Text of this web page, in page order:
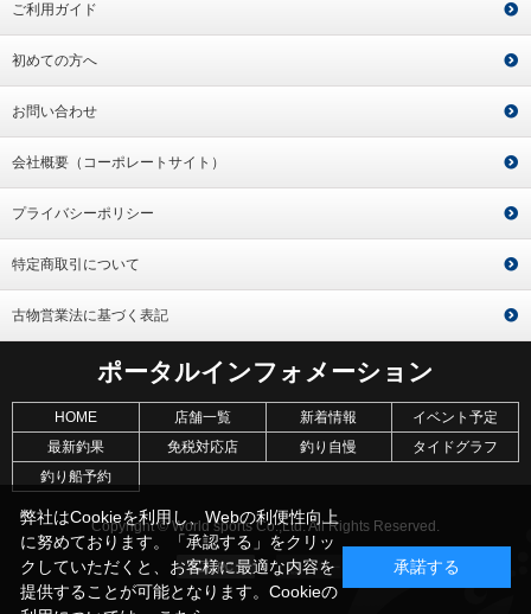
ご利用ガイド
初めての方へ
お問い合わせ
会社概要（コーポレートサイト）
プライバシーポリシー
特定商取引について
古物営業法に基づく表記
ポータルインフォメーション
HOME 店舗一覧 新着情報
イベント予定
最新釣果
免税対応店 釣り自慢
タイドグラフ
釣り船予約
Copyright © World sports Co.,Ltd. All Rights Reserved.
弊社はCookieを利用し、Webの利便性向上
に努めております。「承認する」をクリッ
クしていただくと、お客様に最適な内容を
提供することが可能となります。Cookieの
承諾する